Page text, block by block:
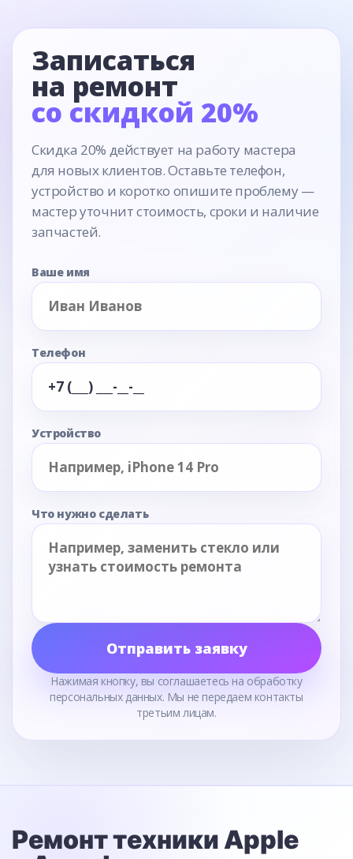
Записаться
на ремонт
со скидкой 20%
Скидка 20% действует на работу мастера
для новых клиентов. Оставьте телефон,
устройство и коротко опишите проблему —
мастер уточнит стоимость, сроки и наличие
запчастей.
Ваше имя
Телефон
Устройство
Что нужно сделать
Отправить заявку
Нажимая кнопку, вы соглашаетесь на обработку
персональных данных. Мы не передаем контакты
третьим лицам.
Ремонт техники Apple